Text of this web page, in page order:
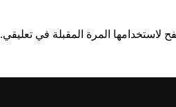
لاستخدامها المرة المقبلة في تعليقي.